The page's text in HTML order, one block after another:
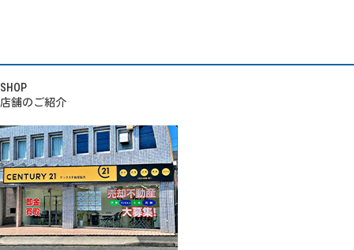
SHOP
店舗のご紹介